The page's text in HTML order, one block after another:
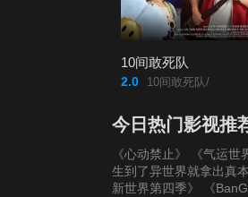
10间敢死队
2.0 10间敢死队/
今日热门影视推
《心动禁止》 《气运世
生到了异世界就拿出真
新世界第四季》
《